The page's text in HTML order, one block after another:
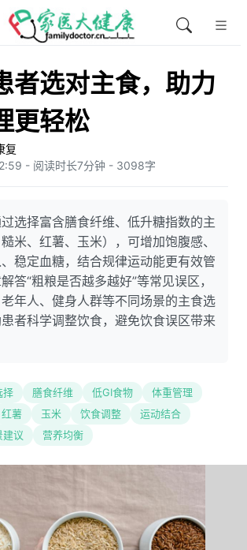
者选对主食，助力
更轻松
复
- 阅读时长7分钟 - 3098字
选择富含膳食纤维、低升糖指数的主
米、红薯、玉米），可增加饱腹感、
稳定血糖，结合规律运动能更有效管
答“粗粮是否越多越好”等常见误区，
年人、健身人群等不同场景的主食选
者科学调整饮食，避免饮食误区带来
择 膳食纤维 低GI食物
体重管理
红薯 玉米 饮食调整
运动结合
建议 营养均衡